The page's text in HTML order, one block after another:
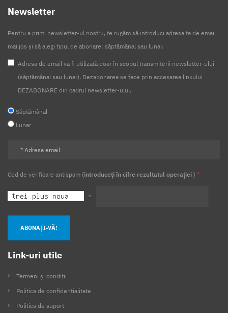
Newsletter
Pentru a primi newsletter-ul nostru, te rugăm să introduci adresa ta de email
mai jos și să alegi tipul de abonare: săptămânal sau lunar.
Adresa de email va fi utilizată doar în scopul transmiterii newsletter-ului
(săptămânal sau lunar). Dezabonarea se face prin accesarea linkului
DEZABONARE din cadrul newsletter-ului.
Săptămânal
Lunar
Cod de verificare antispam (introduceți în cifre rezultatul operației ) *
=
ABONAȚI-VĂ!
Link-uri utile
Termeni și condiții
Politica de confidențialitate
Politica de suport